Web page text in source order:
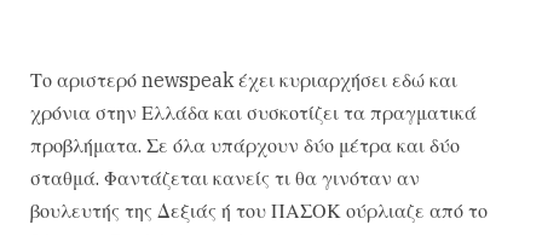
Το αριστερό newspeak έχει κυριαρχήσει εδώ και
χρόνια στην Ελλάδα και συσκοτίζει τα πραγματικά
προβλήματα. Σε όλα υπάρχουν δύο μέτρα και δύο
σταθμά. Φαντάζεται κανείς τι θα γινόταν αν
βουλευτής της Δεξιάς ή του ΠΑΣΟΚ ούρλιαζε από το